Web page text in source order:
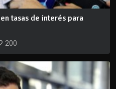
tasas de interés para
200